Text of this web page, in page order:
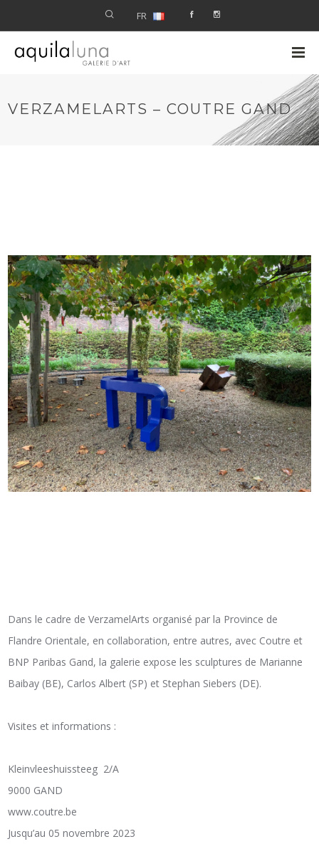
FR
VERZAMELARTS – COUTRE GAND
Dans le cadre de VerzamelArts organisé par la Province de
Flandre Orientale, en collaboration, entre autres, avec Coutre et
BNP Paribas Gand, la galerie expose les sculptures de Marianne
Baibay (BE), Carlos Albert (SP) et Stephan Siebers (DE).
Visites et informations :
Kleinvleeshuissteeg 2/A
9000 GAND
www.coutre.be
Jusqu’au 05 novembre 2023